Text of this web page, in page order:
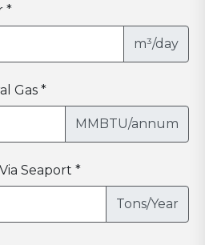
*
m³/day
Gas *
MMBTU/annum
Seaport *
Tons/Year